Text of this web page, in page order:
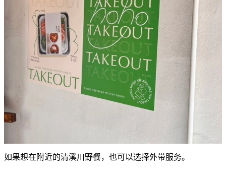
如果想在附近的清溪川野餐，也可以选择外带服务。